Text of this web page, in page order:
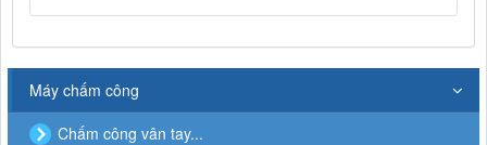
Máy chấm công
Chấm công vân tay...